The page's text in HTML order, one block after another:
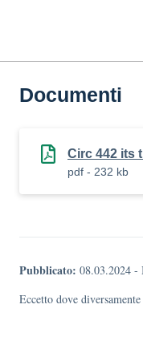
Documenti
Circ 442 its
pdf - 232 kb
Pubblicato: 08.03.2024 -
Eccetto dove